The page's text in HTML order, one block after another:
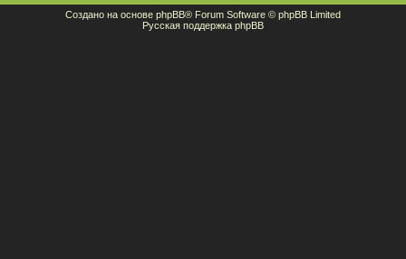
Создано на основе phpBB® Forum Software © phpBB Limited
Русская поддержка phpBB